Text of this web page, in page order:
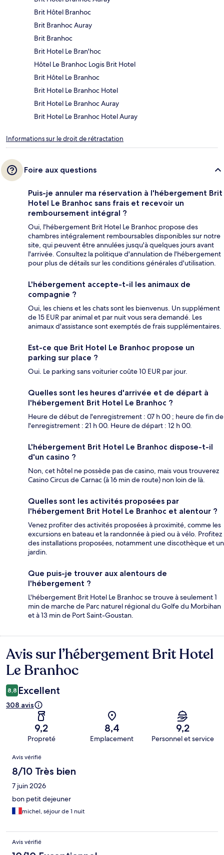
Brit Hôtel Branhoc
Brit Branhoc Auray
Brit Branhoc
Brit Hotel Le Bran'hoc
Hôtel Le Branhoc Logis Brit Hotel
Brit Hôtel Le Branhoc
Brit Hotel Le Branhoc Hotel
Brit Hotel Le Branhoc Auray
Brit Hotel Le Branhoc Hotel Auray
Informations sur le droit de rétractation
Foire aux questions
Puis-je annuler ma réservation à l'hébergement Brit
Hotel Le Branhoc sans frais et recevoir un
remboursement intégral ?
Oui, l'hébergement Brit Hotel Le Branhoc propose des
chambres intégralement remboursables disponibles sur notre
site, qui peuvent être annulées jusqu'à quelques jours avant
l'arrivée. Consultez la politique d'annulation de l'hébergement
pour plus de détails sur les conditions générales d'utilisation.
L'hébergement accepte-t-il les animaux de
compagnie ?
Oui, les chiens et les chats sont les bienvenus. Un supplément
de 15 EUR par animal et par nuit vous sera demandé. Les
animaux d'assistance sont exemptés de frais supplémentaires.
Est-ce que Brit Hotel Le Branhoc propose un
parking sur place ?
Oui. Le parking sans voiturier coûte 10 EUR par jour.
Quelles sont les heures d'arrivée et de départ à
l'hébergement Brit Hotel Le Branhoc ?
Heure de début de l'enregistrement : 07 h 00 ; heure de fin de
l'enregistrement : 21 h 00. Heure de départ : 12 h 00.
L'hébergement Brit Hotel Le Branhoc dispose-t-il
d'un casino ?
Non, cet hôtel ne possède pas de casino, mais vous trouverez
Casino Circus de Carnac (à 16 min de route) non loin de là.
Quelles sont les activités proposées par
l'hébergement Brit Hotel Le Branhoc et alentour ?
Venez profiter des activités proposées à proximité, comme les
excursions en bateau et la randonnée à pied ou à vélo. Profitez
des installations proposées, notamment une discothèque et un
jardin.
Que puis-je trouver aux alentours de
l'hébergement ?
L'hébergement Brit Hotel Le Branhoc se trouve à seulement 1
min de marche de Parc naturel régional du Golfe du Morbihan
et à 13 min de Port Saint-Goustan.
Avis
Avis sur l’hébergement Brit Hotel
Le Branhoc
8,8 Excellent
308 avis
9,2
Propreté
8,4
Emplacement
9,2
Personnel et service
Avis
Avis vérifié
8/10 Très bien
7 juin 2026
bon petit dejeuner
michel, séjour de 1 nuit
Avis vérifié